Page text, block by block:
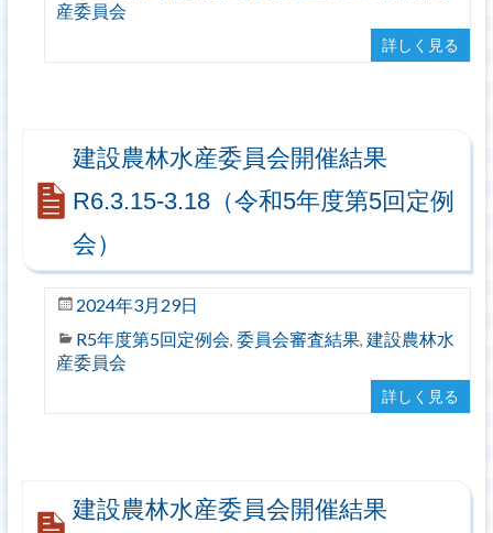
産委員会
詳しく見る
建設農林水産委員会開催結果
R6.3.15-3.18（令和5年度第5回定例
会）
2024年3月29日
R5年度第5回定例会, 委員会審査結果, 建設農林水
産委員会
詳しく見る
建設農林水産委員会開催結果